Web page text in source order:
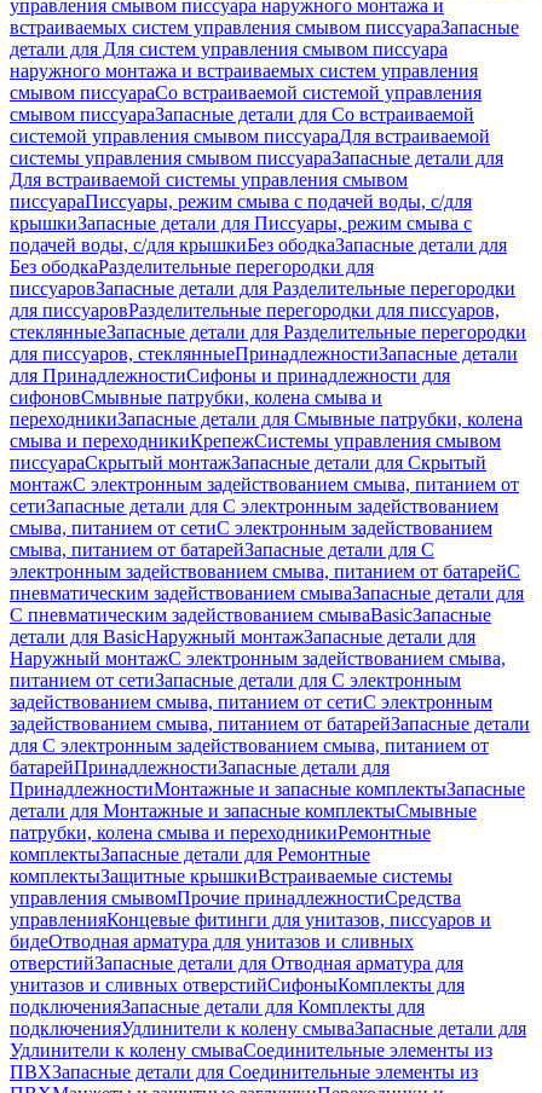
управления смывом писсуара наружного монтажа и
встраиваемых систем управления смывом писсуараЗапасные
детали для Для систем управления смывом писсуара
наружного монтажа и встраиваемых систем управления
смывом писсуараСо встраиваемой системой управления
смывом писсуараЗапасные детали для Со встраиваемой
системой управления смывом писсуараДля встраиваемой
системы управления смывом писсуараЗапасные детали для
Для встраиваемой системы управления смывом
писсуараПиссуары, режим смыва с подачей воды, с/для
крышкиЗапасные детали для Писсуары, режим смыва с
подачей воды, с/для крышкиБез ободкаЗапасные детали для
Без ободкаРазделительные перегородки для
писсуаровЗапасные детали для Разделительные перегородки
для писсуаровРазделительные перегородки для писсуаров,
стеклянныеЗапасные детали для Разделительные перегородки
для писсуаров, стеклянныеПринадлежностиЗапасные детали
для ПринадлежностиСифоны и принадлежности для
сифоновСмывные патрубки, колена смыва и
переходникиЗапасные детали для Смывные патрубки, колена
смыва и переходникиКрепежСистемы управления смывом
писсуараСкрытый монтажЗапасные детали для Скрытый
монтажС электронным задействованием смыва, питанием от
сетиЗапасные детали для С электронным задействованием
смыва, питанием от сетиС электронным задействованием
смыва, питанием от батарейЗапасные детали для С
электронным задействованием смыва, питанием от батарейС
пневматическим задействованием смываЗапасные детали для
С пневматическим задействованием смываBasicЗапасные
детали для BasicНаружный монтажЗапасные детали для
Наружный монтажС электронным задействованием смыва,
питанием от сетиЗапасные детали для С электронным
задействованием смыва, питанием от сетиС электронным
задействованием смыва, питанием от батарейЗапасные детали
для С электронным задействованием смыва, питанием от
батарейПринадлежностиЗапасные детали для
ПринадлежностиМонтажные и запасные комплектыЗапасные
детали для Монтажные и запасные комплектыСмывные
патрубки, колена смыва и переходникиРемонтные
комплектыЗапасные детали для Ремонтные
комплектыЗащитные крышкиВстраиваемые системы
управления смывомПрочие принадлежностиСредства
управленияКонцевые фитинги для унитазов, писсуаров и
бидеОтводная арматура для унитазов и сливных
отверстийЗапасные детали для Отводная арматура для
унитазов и сливных отверстийСифоныКомплекты для
подключенияЗапасные детали для Комплекты для
подключенияУдлинители к колену смываЗапасные детали для
Удлинители к колену смываСоединительные элементы из
ПВХЗапасные детали для Соединительные элементы из